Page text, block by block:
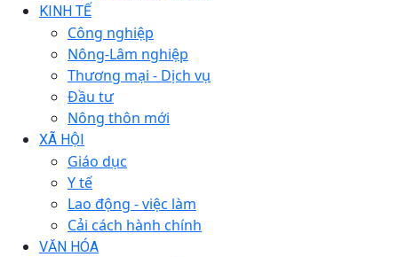
KINH TẾ
Công nghiệp
Nông-Lâm nghiệp
Thương mại - Dịch vụ
Đầu tư
Nông thôn mới
XÃ HỘI
Giáo dục
Y tế
Lao động - việc làm
Cải cách hành chính
VĂN HÓA